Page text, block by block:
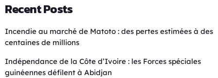
Recent Posts
Incendie au marché de Matoto : des pertes estimées à des
centaines de millions
Indépendance de la Côte d’Ivoire : les Forces spéciales
guinéennes défilent à Abidjan